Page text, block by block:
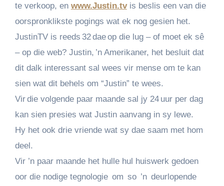
te verkoop, en www.Justin.tvis beslis een van die
oorspronklikste pogings wat ek nog gesien het.
JustinTV is reeds 32 dae op die lug – of moet ek sê
– op die web? Justin, ’n Amerikaner, het besluit dat
dit dalk interessant sal wees vir mense om te kan
sien wat dit behels om “Justin” te wees.
Vir die volgende paar maande sal jy 24 uur per dag
kan sien presies wat Justin aanvang in sy lewe.
Hy het ook drie vriende wat sy dae saam met hom
deel.
Vir ’n paar maande het hulle hul huiswerk gedoen
oor die nodige tegnologie om so ’n deurlopende